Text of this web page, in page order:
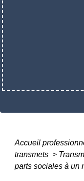
Accueil
transmets >
parts sociales à un